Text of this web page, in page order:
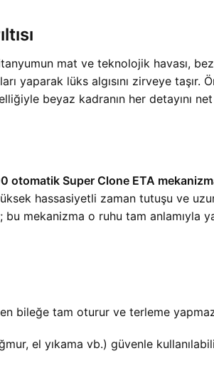
mat ve teknolojik havası,
yaparak lüks algısını zirveye taşır.
beyaz kadranın her detayını
otomatik Super Clone ETA
hassasiyetli zaman tutuşu ve
mekanizma o ruhu tam anlamıyla
bileğe tam oturur ve terleme
el yıkama vb.) güvenle